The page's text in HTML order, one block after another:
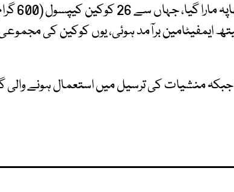
(90 گرام) اور 160 گرام میتھ ایمفیٹامین برآمد ہوئی، یوں کوکین کی
جبکہ منشیات کی ترسیل میں استعمال ہونے والی